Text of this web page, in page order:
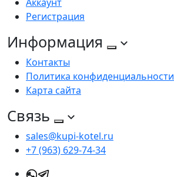
Регистрация
Информация
Контакты
Политика конфиденциальности
Карта сайта
Связь
sales@kupi-kotel.ru
+7 (963) 629-74-34